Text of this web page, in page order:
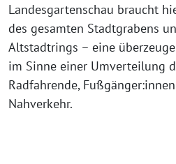
Landesgartenschau braucht
des gesamten Stadtgrabens
Altstadtrings – eine
im Sinne einer Umverteilung
Radfahrende,
Nahverkehr.